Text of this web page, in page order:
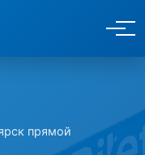
прямой